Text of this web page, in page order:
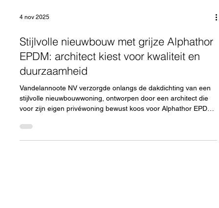
4 nov 2025
Stijlvolle nieuwbouw met grijze Alphathor
EPDM: architect kiest voor kwaliteit en
duurzaamheid
Vandelannoote NV verzorgde onlangs de dakdichting van een